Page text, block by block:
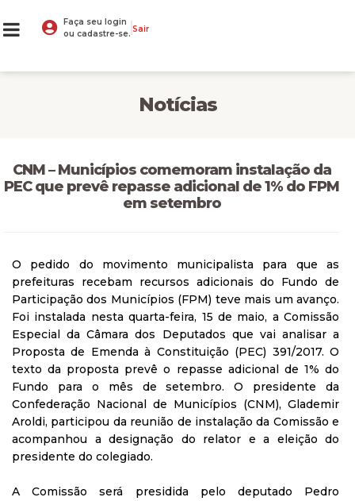
Faça seu login
ou cadastre-se. Sair
Notícias
CNM – Municípios comemoram instalação da
PEC que prevê repasse adicional de 1% do FPM
em setembro
O pedido do movimento municipalista para que as
prefeituras recebam recursos adicionais do Fundo de
Participação dos Municípios (FPM) teve mais um avanço.
Foi instalada nesta quarta-feira, 15 de maio, a Comissão
Especial da Câmara dos Deputados que vai analisar a
Proposta de Emenda à Constituição (PEC) 391/2017. O
texto da proposta prevê o repasse adicional de 1% do
Fundo para o mês de setembro. O presidente da
Confederação Nacional de Municípios (CNM), Glademir
Aroldi, participou da reunião de instalação da Comissão e
acompanhou a designação do relator e a eleição do
presidente do colegiado.
A Comissão será presidida pelo deputado Pedro